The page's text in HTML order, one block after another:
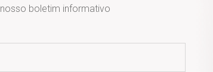
nosso boletim informativo